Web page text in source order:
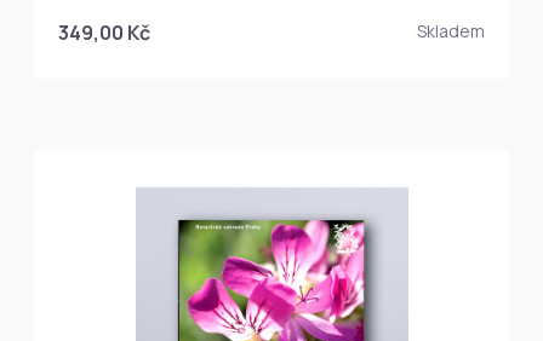
349,00 Kč Skladem